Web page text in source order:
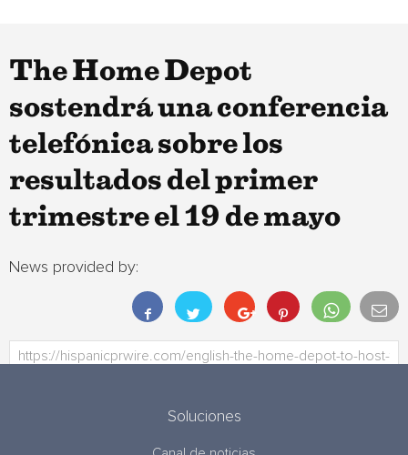
The Home Depot
sostendrá una conferencia
telefónica sobre los
resultados del primer
trimestre el 19 de mayo
News provided by:
Soluciones